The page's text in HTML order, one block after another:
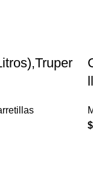
$